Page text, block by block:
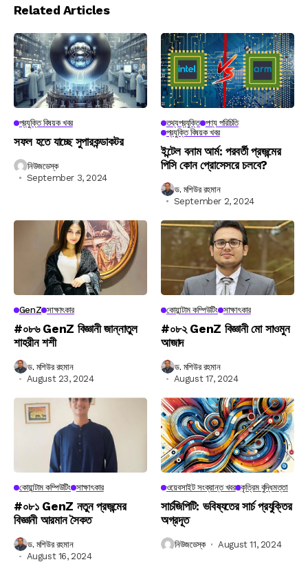
Related Articles
প্রযুক্তি বিষয়ক খবর
সফল হতে যাচ্ছে সুপারকন্ডাকটর
নিউজডেস্ক
September 3, 2024
তথ্যপ্রযুক্তি পণ্য পরিচিতি
প্রযুক্তি বিষয়ক খবর
ইন্টেল বনাম আর্ম: পরবর্তী প্রজন্মের
পিসি কোন প্রোসেসরে চলবে?
ড. মশিউর রহমান
September 2, 2024
GenZ সাক্ষাৎকার
#০৮৬ GenZ বিজ্ঞানী জান্নাতুল
শাহরীন শশী
ড. মশিউর রহমান
August 23, 2024
কোয়ান্টাম কম্পিউটিং সাক্ষাৎকার
#০৮২ GenZ বিজ্ঞানী মো সাওমুন
আজাদ
ড. মশিউর রহমান
August 17, 2024
কোয়ান্টাম কম্পিউটিং সাক্ষাৎকার
#০৮১ GenZ নতুন প্রজন্মের
বিজ্ঞানী আরমান সৈকত
ড. মশিউর রহমান
August 16, 2024
ওয়েবসাইট সংক্রান্ত খবর কৃত্রিম বুদ্ধিমত্তা
সার্চজিপিটি: ভবিষ্যতের সার্চ প্রযুক্তির
অগ্রদূত
নিউজডেস্ক August 11, 2024